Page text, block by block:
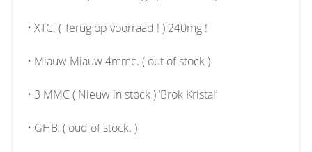
• XTC. ( Terug op voorraad ! ) 240mg !
• Miauw Miauw 4mmc. ( out of stock )
• 3 MMC ( Nieuw in stock ) ‘Brok Kristal’
• GHB. ( oud of stock. )